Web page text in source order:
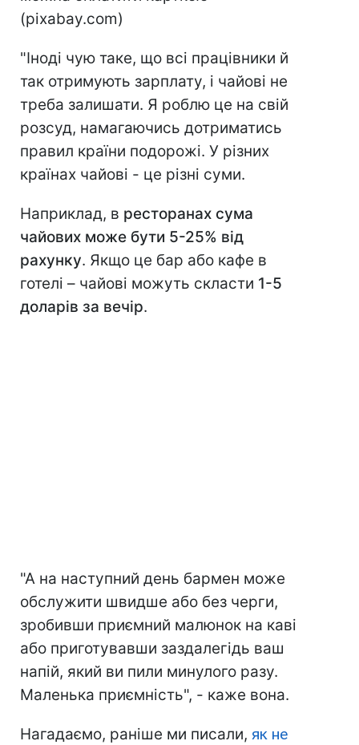
(pixabay.com)
"Іноді чую таке, що всі працівники й
так отримують зарплату, і чайові не
треба залишати. Я роблю це на свій
розсуд, намагаючись дотриматись
правил країни подорожі. У різних
країнах чайові - це різні суми.
Наприклад, в ресторанах сума
чайових може бути 5-25% від
рахунку. Якщо це бар або кафе в
готелі – чайові можуть скласти 1-5
доларів за вечір.
"А на наступний день бармен може
обслужити швидше або без черги,
зробивши приємний малюнок на каві
або приготувавши заздалегідь ваш
напій, який ви пили минулого разу.
Маленька приємність", - каже вона.
Нагадаємо, раніше ми писали, як не